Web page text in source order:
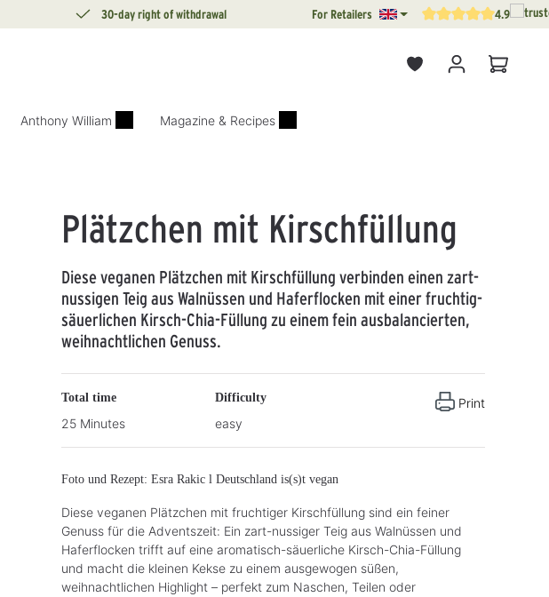
30-day right of withdrawal For Retailers Average rating of 4.9 out
4.9
Anthony William Magazine & Recipes
Plätzchen mit Kirschfüllung
Diese veganen Plätzchen mit Kirschfüllung verbinden einen zart-
nussigen Teig aus Walnüssen und Haferflocken mit einer fruchtig-
säuerlichen Kirsch-Chia-Füllung zu einem fein ausbalancierten,
weihnachtlichen Genuss.
Total time
25 Minutes
Difficulty
easy
Print
Foto und Rezept: Esra Rakic l Deutschland is(s)t vegan
Diese veganen Plätzchen mit fruchtiger Kirschfüllung sind ein feiner
Genuss für die Adventszeit: Ein zart-nussiger Teig aus Walnüssen und
Haferflocken trifft auf eine aromatisch-säuerliche Kirsch-Chia-Füllung
und macht die kleinen Kekse zu einem ausgewogen süßen,
weihnachtlichen Highlight – perfekt zum Naschen, Teilen oder